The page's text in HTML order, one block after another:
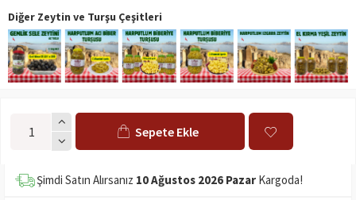
Diğer Zeytin ve Turşu Çeşitleri
Sepete Ekle
Şimdi Satın Alırsanız 10 Ağustos 2026 Pazar Kargoda!